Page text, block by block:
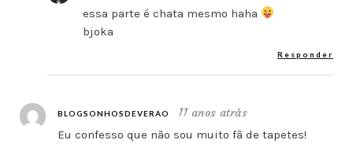
essa parte é chata mesmo haha
bjoka
Responder
BLOGSONHOSDEVERAO
11 anos atrás
Eu confesso que não sou muito fã de tapetes!